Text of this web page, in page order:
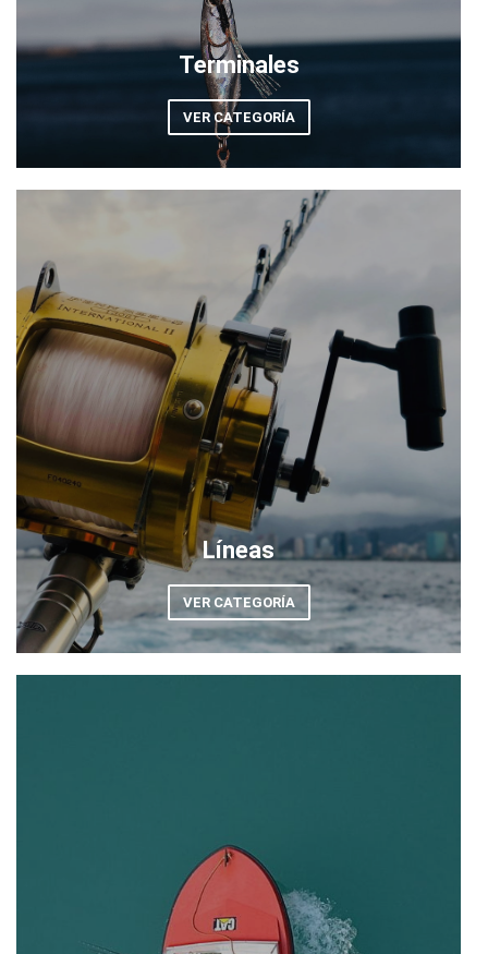
Terminales
VER CATEGORÍA
Líneas
VER CATEGORÍA